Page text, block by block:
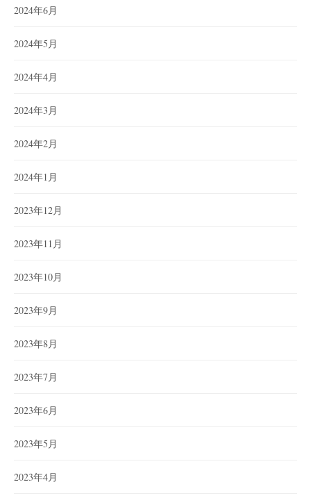
2024年6月
2024年5月
2024年4月
2024年3月
2024年2月
2024年1月
2023年12月
2023年11月
2023年10月
2023年9月
2023年8月
2023年7月
2023年6月
2023年5月
2023年4月